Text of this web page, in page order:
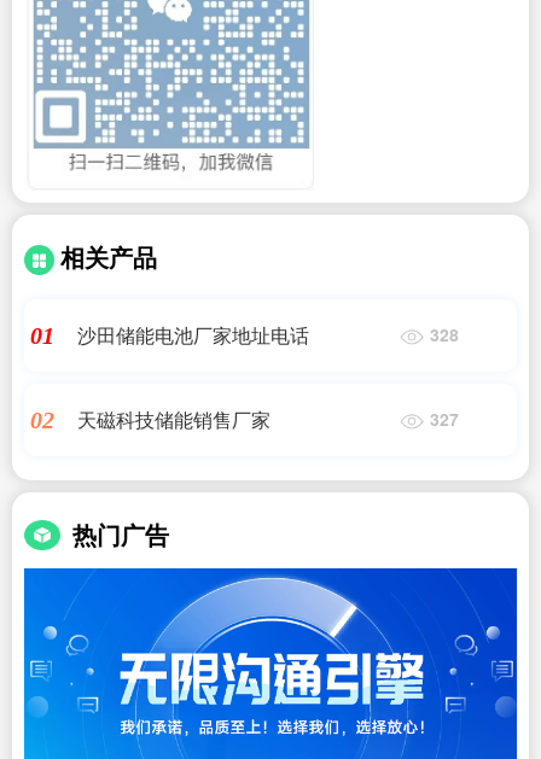
相关产品
01 沙田储能电池厂家地址电话 328
02 天磁科技储能销售厂家 327
热门广告